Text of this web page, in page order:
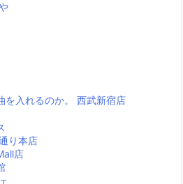
を入れるのか。 西武新宿店
り本店
店